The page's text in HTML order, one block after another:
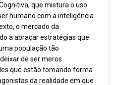
que mistura o uso
humano com a inteligência
o mercado da
a abraçar estratégias que
população tão
de ser meros
que estão tomando forma
da realidade em que